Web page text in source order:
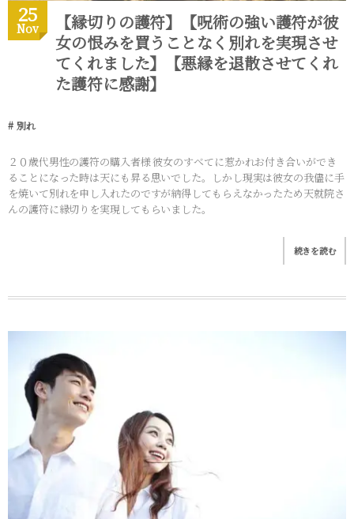
25
Nov
【縁切りの護符】【呪術の強い護符が彼
女の恨みを買うことなく別れを実現させ
てくれました】【悪縁を退散させてくれ
た護符に感謝】
別れ
２０歳代男性の護符の購入者様 彼女のすべてに惹かれお付き合いができ
ることになった時は天にも昇る思いでした。しかし現実は彼女の我儘に手
を焼いて別れを申し入れたのですが納得してもらえなかったため天就院さ
んの護符に縁切りを実現してもらいました。
続きを読む